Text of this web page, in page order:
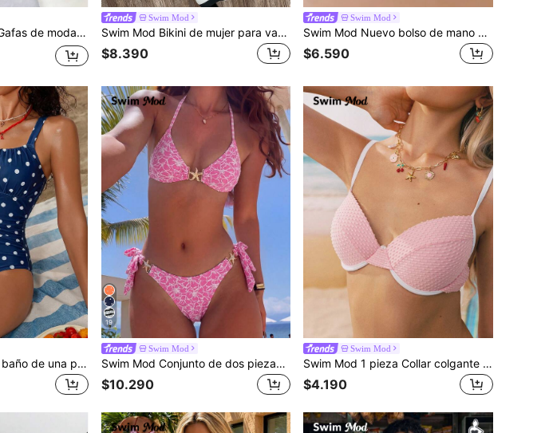
Swim Mod 1 pieza Gafas de moda unisex cuadradas pequeñas de color de gelatina de dopamina minimalista clásico, adecuadas para el estilo callejero, la playa, los festivales de música
Swim Mod
Swim Mod Bikini de mujer para vacaciones de verano en la playa, con bloques de color y textura dentada de tela
$8.390
Swim Mod
Swim Mod Nuevo bolso de mano de moda con decoración de bolsillo doble, adecuado para fiestas, salidas, vacaciones, compras y uso diario, puede almacenar monedas, teléfonos, también adecuado como bolso de trabajo para oficinistas, estudiantes universitarios y trabajadores de oficina, elegante bolso de señora
$6.590
Swim Mod Traje de baño de una pieza con estampado de lunares para mujer, ideal para vacaciones y playa
19
Swim Mod
Swim Mod Conjunto de dos piezas de mujer con estampado multicolor texturizado, top de cuello de halter y pantalones con cintura anudada, conjunto de bikini casual y elegante para playa, fiesta de San Valentín, bikini
$10.290
Swim Mod
Swim Mod 1 pieza Collar colgante con dijes de dopamina, cereza, corazón, estrella de mar, perla falsa y abeja, accesorio de joyería de mujer para fiestas y uso diario, adorno de moda, regalo de San Valentín
$4.190